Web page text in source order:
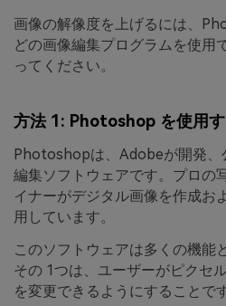
画像の解像度を上げるには、
どの画像編集プログラムを使用
ってください。
方法 1: Photoshop を使用
Photoshopは、Adobeが開発、
編集ソフトウェアです。プロの
イナーがデジタル画像を作成お
用しています。
このソフトウェアは多くの機能
その 1つは、ユーザーがピクセ
を変更できるようにすることです